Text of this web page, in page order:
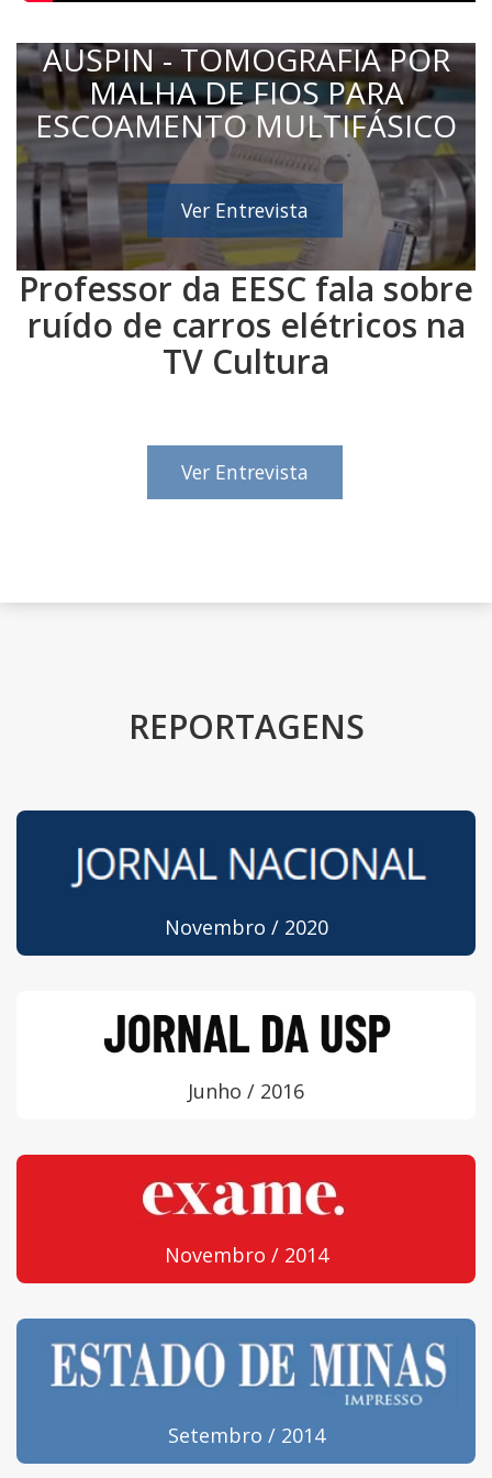
AUSPIN - TOMOGRAFIA POR
MALHA DE FIOS PARA
ESCOAMENTO MULTIFÁSICO
Ver Entrevista
Professor da EESC fala sobre
ruído de carros elétricos na
TV Cultura
Ver Entrevista
REPORTAGENS
Novembro / 2020
Junho / 2016
Novembro / 2014
Setembro / 2014